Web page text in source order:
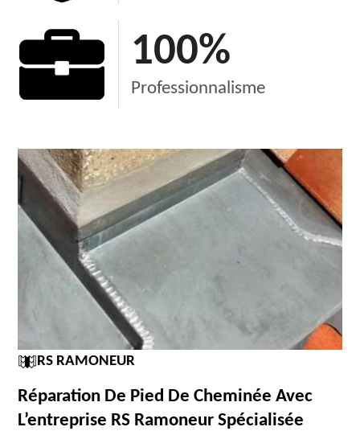
100%
Professionnalisme
RS RAMONEUR
Réparation De Pied De Cheminée Avec
L’entreprise RS Ramoneur Spécialisée